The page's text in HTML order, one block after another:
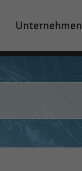
Unternehmen